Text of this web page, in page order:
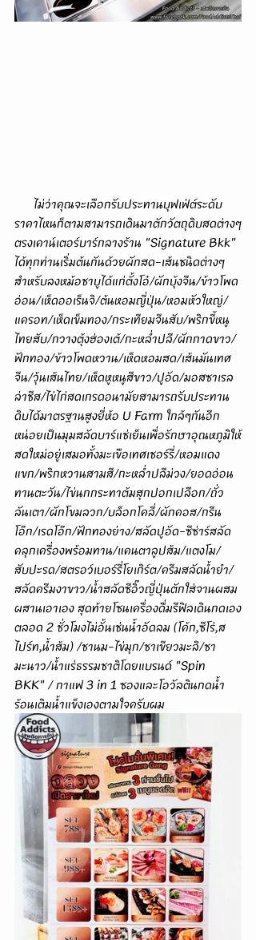
ราคาไหนก็ตามสามารถเดินมาตักวัตถุดิบสดต่างๆ
ตรงเคาน์เตอร์บาร์กลางร้าน "Signature Bkk"
ได้ทุกท่านเริ่มต้นกันด้วยผักสด-เส้นชนิดต่างๆ
สำหรับลงหม้อชาบูได้แก่ตั้งโอ๋/ผักบุ้งจีน/ข้าวโพด
อ่อน/เห็ดออเร็นจิ/ต้นหอมญี่ปุ่น/หอมหัวใหญ่/
แครอท/เห็ดเข็มทอง/กระเทียมจีนสับ/พริกขี้หนู
ไทยสับ/กวางตุ้งฮ่องเต้/กะหล่ำปลี/ผักกาดขาว/
ฟักทอง/ข้าวโพดหวาน/เห็ดหอมสด/เส้นมันเทศ
จีน/วุ้นเส้นไทย/เห็ดหูหนูสีขาว/ปูอัด/มอสซาเรล
ล่าชีส/ไข่ไก่สดเกรดอนามัยสามารถรับประทาน
ดิบได้มาตรฐานสูงยี่ห้อ U Farm ใกล้ๆกันอีก
หน่อยเป็นมุมสลัดบาร์แช่เย็นเพื่อรักษาอุณหภูมิให้
สดใหม่อยู่เสมอทั้งมะเขือเทศเชอร์รี่/หอมแดง
แขก/พริกหวานสามสี/กะหล่ำปลีม่วง/ยอดอ่อน
ทานตะวัน/ไข่นกกระทาต้มสุกปอกเปลือก/ถั่ว
ลันเตา/ผักโขมลวก/บล็อกโคลี่/ผักคอส/กรีน
โอ๊ก/เรดโอ๊ก/ฟักทองย่าง/สลัดปูอัด-ซีซ่าร์สลัด
คลุกเครื่องพร้อมทาน/แคนตาลูปส้ม/แตงโม/
สับปะรด/สตรอว์เบอร์รี่โยเกิร์ต/ครีมสลัดน้ำยำ/
สลัดครีมงาขาว/น้ำสลัดซีอิ๊วญี่ปุ่นตักใส่จานผสม
ผสานเอาเอง สุดท้ายโซนเครื่องดื่มรีฟิลเดินกดเอง
ตลอด 2 ชั่วโมงไม่อั้นเช่นน้ำอัดลม (โค้ก,ซีโร่,ส
ไปร์ท,น้ำส้ม) /ชานม-ไข่มุก/ชาเขียวมะลิ/ชา
มะนาว/น้ำแร่ธรรมชาติโดยแบรนด์ "Spin
BKK" / กาแฟ 3 in 1 ซองและโอวัลตินกดน้ำ
ร้อนเติมน้ำแข็งเองตามใจครับผม